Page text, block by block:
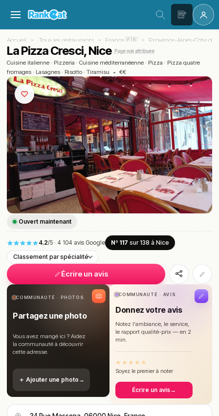
Accueil Tous les restaurants France 🇫🇷 Provence-Alpes-Côte
La Pizza Cresci, Nice Page non attribuée
Cuisine italienne · Pizzeria · Cuisine méditerranéenne · Pizza · Pizza quatre
fromages · Lasagnes · Risotto · Tiramisu • €€
Ouvert maintenant
4.2/5 · 4 104 avis Google Nº 117 sur 138 à Nice
Classement par spécialité
Écrire un avis
COMMUNAUTÉ · PHOTOS
Partagez une photo
Vous avez mangé ici ? Aidez
la communauté à découvrir
cette adresse.
＋ Ajouter une photo →
COMMUNAUTÉ · AVIS
Donnez votre avis
Notez l'ambiance, le service,
le rapport qualité-prix — en 2
min.
★ ★ ★ ★ ★
Soyez le premier à noter
Écrire un avis→